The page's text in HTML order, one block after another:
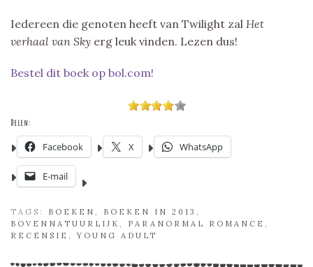
Iedereen die genoten heeft van Twilight zal Het
verhaal van Sky erg leuk vinden. Lezen dus!
Bestel dit boek op bol.com!
Delen:
Facebook X WhatsApp
E-mail
TAGS: BOEKEN BOEKEN IN 2013
BOVENNATUURLIJK
PARANORMAL ROMANCE
RECENSIE
,YOUNG ADULT